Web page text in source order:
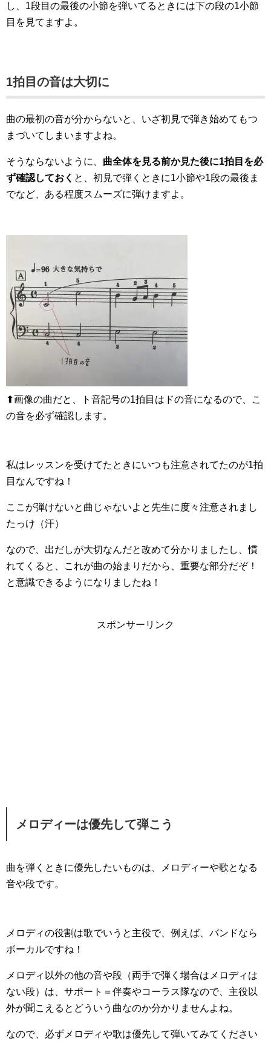
し、1段目の最後の小節を弾いてるときには下の段の1小節
目を見てますよ。
1拍目の音は大切に
曲の最初の音が分からないと、いざ初見で弾き始めてもつ
まづいてしまいますよね。
そうならないように、 曲全体を見る前か見た後に1拍目を必
ず確認しておく と、初見で弾くときに1小節や1段の最後ま
でなど、ある程度スムーズに弾けますよ。
⬆︎画像の曲だと、ト音記号の1拍目はドの音になるので、こ
の音を必ず確認します。
私はレッスンを受けてたときにいつも注意されてたのが1拍
目なんですね！
ここが弾けないと曲じゃないよと先生に度々注意されまし
たっけ（汗）
なので、出だしが大切なんだと改めて分かりましたし、慣
れてくると、これが曲の始まりだから、重要な部分だぞ！
と意識できるようになりましたね！
スポンサーリンク
メロディーは優先して弾こう
曲を弾くときに優先したいものは、メロディーや歌となる
音や段です。
メロディの役割は歌でいうと主役で、例えば、バンドなら
ボーカルですね！
メロディ以外の他の音や段（両手で弾く場合はメロディは
ない段）は、サポート＝伴奏やコーラス隊なので、主役以
外が聞こえるとどういう曲なのか分かりませんよね。
なので、必ずメロディや歌は優先して弾いてみてください